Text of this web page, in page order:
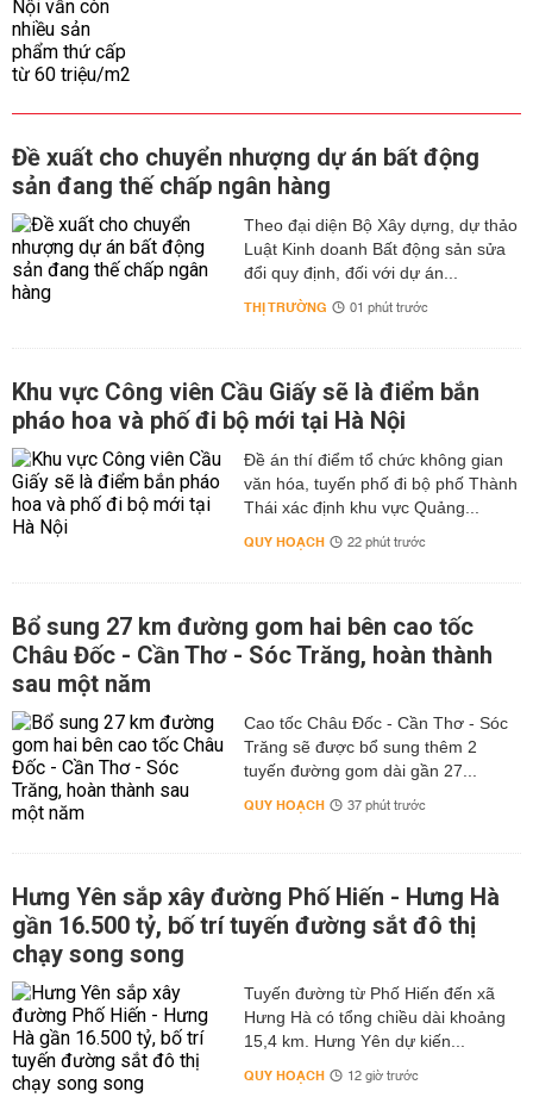
Đề xuất cho chuyển nhượng dự án bất động
sản đang thế chấp ngân hàng
Theo đại diện Bộ Xây dựng, dự thảo
Luật Kinh doanh Bất động sản sửa
đổi quy định, đối với dự án...
THỊ TRƯỜNG 01 phút trước
Khu vực Công viên Cầu Giấy sẽ là điểm bắn
pháo hoa và phố đi bộ mới tại Hà Nội
Đề án thí điểm tổ chức không gian
văn hóa, tuyến phố đi bộ phố Thành
Thái xác định khu vực Quảng...
QUY HOẠCH 22 phút trước
Bổ sung 27 km đường gom hai bên cao tốc
Châu Đốc - Cần Thơ - Sóc Trăng, hoàn thành
sau một năm
Cao tốc Châu Đốc - Cần Thơ - Sóc
Trăng sẽ được bổ sung thêm 2
tuyến đường gom dài gần 27...
QUY HOẠCH 37 phút trước
Hưng Yên sắp xây đường Phố Hiến - Hưng Hà
gần 16.500 tỷ, bố trí tuyến đường sắt đô thị
chạy song song
Tuyến đường từ Phố Hiến đến xã
Hưng Hà có tổng chiều dài khoảng
15,4 km. Hưng Yên dự kiến...
QUY HOẠCH 12 giờ trước